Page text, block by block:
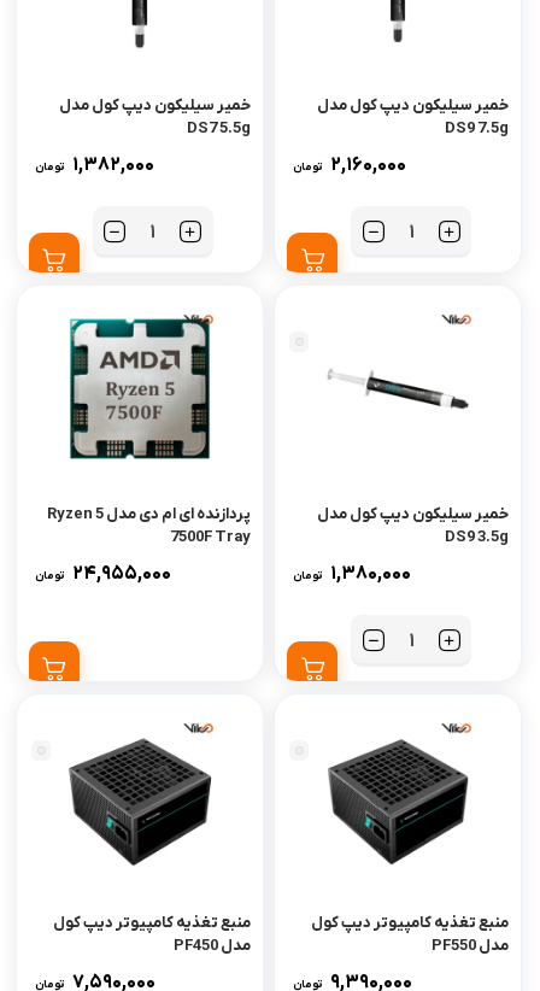
خمیر سیلیکون دیپ کول مدل
DS9 7.5g
2,160,000 تومان
تعداد
خمیر سیلیکون دیپ کول مدل
DS7 5.5g
1,382,000 تومان
تعداد
خمیر سیلیکون دیپ کول مدل
DS9 3.5g
1,380,000 تومان
تعداد
پردازنده ای ام دی مدل Ryzen 5
7500F Tray
24,955,000 تومان
منبع تغذیه کامپیوتر دیپ کول
مدل PF550
9,390,000 تومان
منبع تغذیه کامپیوتر دیپ کول
مدل PF450
7,590,000 تومان